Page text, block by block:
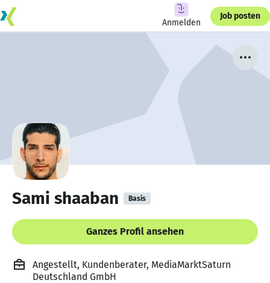
Anmelden
Job posten
Sami shaaban Basis
Ganzes Profil ansehen
Angestellt, Kundenberater, MediaMarktSaturn
Deutschland GmbH